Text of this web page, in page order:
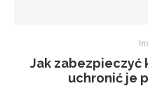
Jak zabezpieczyć
uchronić je